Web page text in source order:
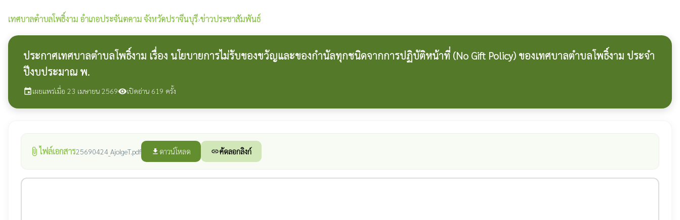
เทศบาลตำบลโพธิ์งาม อำเภอประจันตคาม จังหวัดปราจีนบุรี›ข่าวประชาสัมพันธ์
ประกาศเทศบาลตำบลโพธิ์งาม เรื่อง นโยบายการไม่รับของขวัญและของกำนัลทุกชนิดจากการปฏิบัติหน้าที่ (No Gift Policy) ของเทศบาลตำบลโพธิ์งาม ประจำ
ปีงบประมาณ พ.
eventเผยแพร่เมื่อ 23 เมษายน 2569visibilityเปิดอ่าน 619 ครั้ง
attach_file ไฟล์เอกสาร25690424_AjoIgeT.pdf file_download ดาวน์โหลด linkคัดลอกลิงก์